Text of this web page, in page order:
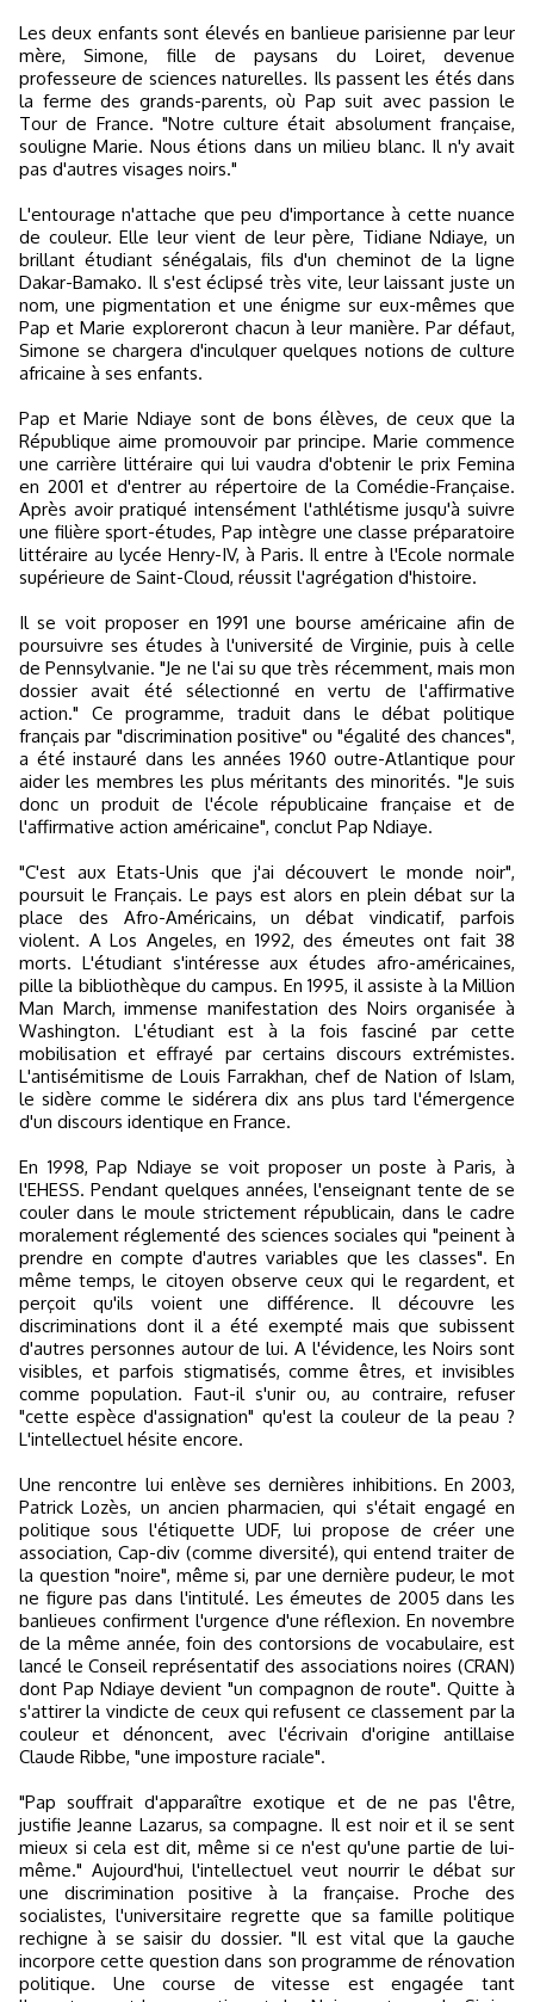
Les deux enfants sont élevés en banlieue parisienne par leur
mère, Simone, fille de paysans du Loiret, devenue
professeure de sciences naturelles. Ils passent les étés dans
la ferme des grands-parents, où Pap suit avec passion le
Tour de France. "Notre culture était absolument française,
souligne Marie. Nous étions dans un milieu blanc. Il n'y avait
pas d'autres visages noirs."
L'entourage n'attache que peu d'importance à cette nuance
de couleur. Elle leur vient de leur père, Tidiane Ndiaye, un
brillant étudiant sénégalais, fils d'un cheminot de la ligne
Dakar-Bamako. Il s'est éclipsé très vite, leur laissant juste un
nom, une pigmentation et une énigme sur eux-mêmes que
Pap et Marie exploreront chacun à leur manière. Par défaut,
Simone se chargera d'inculquer quelques notions de culture
africaine à ses enfants.
Pap et Marie Ndiaye sont de bons élèves, de ceux que la
République aime promouvoir par principe. Marie commence
une carrière littéraire qui lui vaudra d'obtenir le prix Femina
en 2001 et d'entrer au répertoire de la Comédie-Française.
Après avoir pratiqué intensément l'athlétisme jusqu'à suivre
une filière sport-études, Pap intègre une classe préparatoire
littéraire au lycée Henry-IV, à Paris. Il entre à l'Ecole normale
supérieure de Saint-Cloud, réussit l'agrégation d'histoire.
Il se voit proposer en 1991 une bourse américaine afin de
poursuivre ses études à l'université de Virginie, puis à celle
de Pennsylvanie. "Je ne l'ai su que très récemment, mais mon
dossier avait été sélectionné en vertu de l'affirmative
action." Ce programme, traduit dans le débat politique
français par "discrimination positive" ou "égalité des chances",
a été instauré dans les années 1960 outre-Atlantique pour
aider les membres les plus méritants des minorités. "Je suis
donc un produit de l'école républicaine française et de
l'affirmative action américaine", conclut Pap Ndiaye.
"C'est aux Etats-Unis que j'ai découvert le monde noir",
poursuit le Français. Le pays est alors en plein débat sur la
place des Afro-Américains, un débat vindicatif, parfois
violent. A Los Angeles, en 1992, des émeutes ont fait 38
morts. L'étudiant s'intéresse aux études afro-américaines,
pille la bibliothèque du campus. En 1995, il assiste à la Million
Man March, immense manifestation des Noirs organisée à
Washington. L'étudiant est à la fois fasciné par cette
mobilisation et effrayé par certains discours extrémistes.
L'antisémitisme de Louis Farrakhan, chef de Nation of Islam,
le sidère comme le sidérera dix ans plus tard l'émergence
d'un discours identique en France.
En 1998, Pap Ndiaye se voit proposer un poste à Paris, à
l'EHESS. Pendant quelques années, l'enseignant tente de se
couler dans le moule strictement républicain, dans le cadre
moralement réglementé des sciences sociales qui "peinent à
prendre en compte d'autres variables que les classes". En
même temps, le citoyen observe ceux qui le regardent, et
perçoit qu'ils voient une différence. Il découvre les
discriminations dont il a été exempté mais que subissent
d'autres personnes autour de lui. A l'évidence, les Noirs sont
visibles, et parfois stigmatisés, comme êtres, et invisibles
comme population. Faut-il s'unir ou, au contraire, refuser
"cette espèce d'assignation" qu'est la couleur de la peau ?
L'intellectuel hésite encore.
Une rencontre lui enlève ses dernières inhibitions. En 2003,
Patrick Lozès, un ancien pharmacien, qui s'était engagé en
politique sous l'étiquette UDF, lui propose de créer une
association, Cap-div (comme diversité), qui entend traiter de
la question "noire", même si, par une dernière pudeur, le mot
ne figure pas dans l'intitulé. Les émeutes de 2005 dans les
banlieues confirment l'urgence d'une réflexion. En novembre
de la même année, foin des contorsions de vocabulaire, est
lancé le Conseil représentatif des associations noires (CRAN)
dont Pap Ndiaye devient "un compagnon de route". Quitte à
s'attirer la vindicte de ceux qui refusent ce classement par la
couleur et dénoncent, avec l'écrivain d'origine antillaise
Claude Ribbe, "une imposture raciale".
"Pap souffrait d'apparaître exotique et de ne pas l'être,
justifie Jeanne Lazarus, sa compagne. Il est noir et il se sent
mieux si cela est dit, même si ce n'est qu'une partie de lui-
même." Aujourd'hui, l'intellectuel veut nourrir le débat sur
une discrimination positive à la française. Proche des
socialistes, l'universitaire regrette que sa famille politique
rechigne à se saisir du dossier. "Il est vital que la gauche
incorpore cette question dans son programme de rénovation
politique. Une course de vitesse est engagée tant